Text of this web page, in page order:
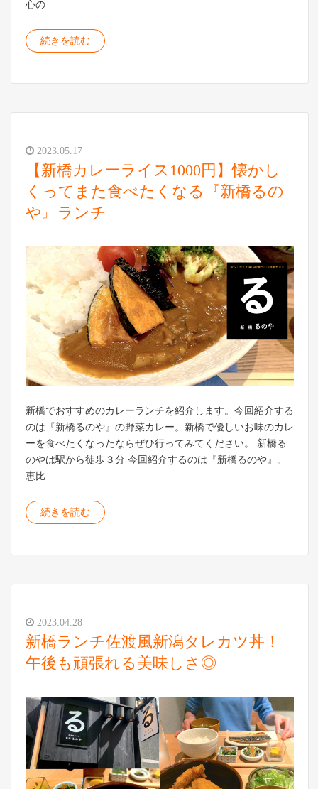
心の
続きを読む
2023.05.17
【新橋カレーライス1000円】懐かし
くってまた食べたくなる『新橋るの
や』ランチ
新橋でおすすめのカレーランチを紹介します。今回紹介する
のは『新橋るのや』の野菜カレー。新橋で優しいお味のカレ
ーを食べたくなったならぜひ行ってみてください。 新橋る
のやは駅から徒歩３分 今回紹介するのは『新橋るのや』。
恵比
続きを読む
2023.04.28
新橋ランチ佐渡風新潟タレカツ丼！
午後も頑張れる美味しさ◎